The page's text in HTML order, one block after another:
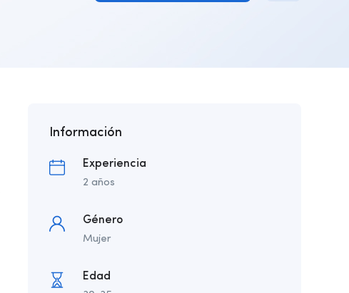
Información
Experiencia
2 años
Género
Mujer
Edad